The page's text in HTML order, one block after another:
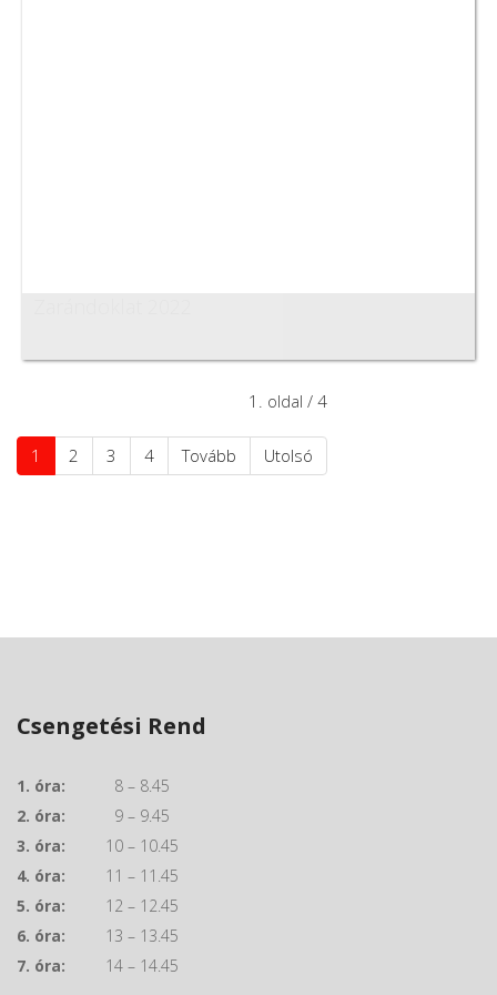
1. oldal / 4
1 2 3 4 Tovább Utolsó
Csengetési Rend
1. óra: 8 – 8.45
2. óra: 9 – 9.45
3. óra: 10 – 10.45
4. óra: 11 – 11.45
5. óra: 12 – 12.45
6. óra: 13 – 13.45
7. óra: 14 – 14.45